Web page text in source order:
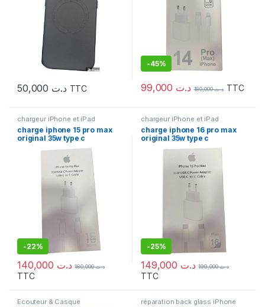
د.ت TTC
-45%
د.ت د.ت180,000 TTC
chargeur iPhone et iPad
charge iphone 15 pro max
original 35w type c
-22%
د.ت د.ت180,000
TTC
chargeur iPhone et iPad
charge iphone 16 pro max
original 35w type c
-25%
د.ت د.ت199,000
TTC
Ecouteur & Casque réparation back glass iPhone